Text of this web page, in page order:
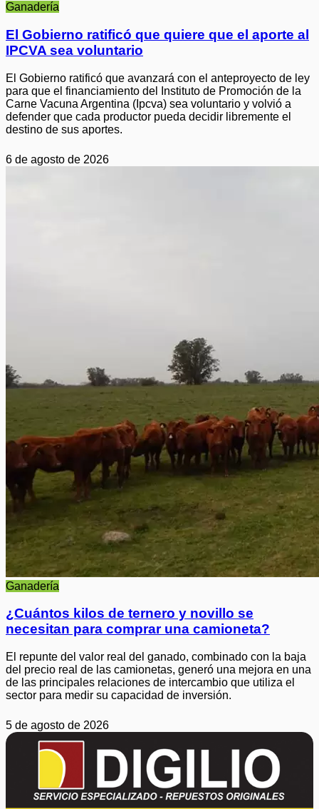
Ganadería
El Gobierno ratificó que quiere que el aporte al
IPCVA sea voluntario
El Gobierno ratificó que avanzará con el anteproyecto de ley
para que el financiamiento del Instituto de Promoción de la
Carne Vacuna Argentina (Ipcva) sea voluntario y volvió a
defender que cada productor pueda decidir libremente el
destino de sus aportes.
6 de agosto de 2026
Ganadería
¿Cuántos kilos de ternero y novillo se
necesitan para comprar una camioneta?
El repunte del valor real del ganado, combinado con la baja
del precio real de las camionetas, generó una mejora en una
de las principales relaciones de intercambio que utiliza el
sector para medir su capacidad de inversión.
5 de agosto de 2026